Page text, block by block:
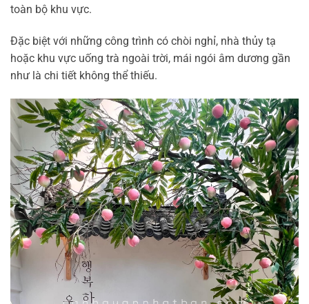
toàn bộ khu vực.
Đặc biệt với những công trình có chòi nghỉ, nhà thủy tạ
hoặc khu vực uống trà ngoài trời, mái ngói âm dương gần
như là chi tiết không thể thiếu.